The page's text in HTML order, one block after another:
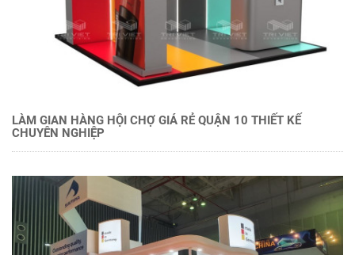
LÀM GIAN HÀNG HỘI CHỢ GIÁ RẺ QUẬN 10 THIẾT KẾ
CHUYÊN NGHIỆP